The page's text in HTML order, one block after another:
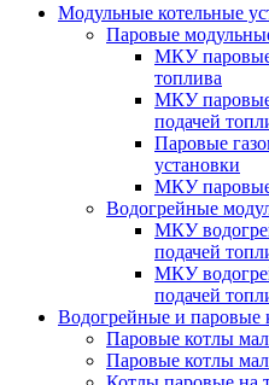
Модульные котельные
Паровые
МКУ паровые
топлива
МКУ паровые
подачей
Паровые
установки
МКУ паровые
Водогрейные
МКУ
подачей
МКУ
подачей
Водогрейные и паровые
Паровые котлы
Паровые котлы